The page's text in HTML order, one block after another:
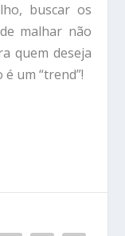
buscar os
malhar não
quem deseja
um “trend”!